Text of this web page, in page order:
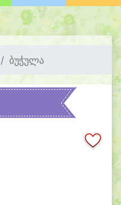
ბუჭულა